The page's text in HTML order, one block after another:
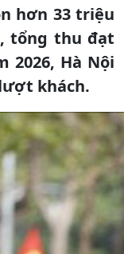
hơn 33 triệu
tổng thu đạt
2026, Hà Nội
khách.